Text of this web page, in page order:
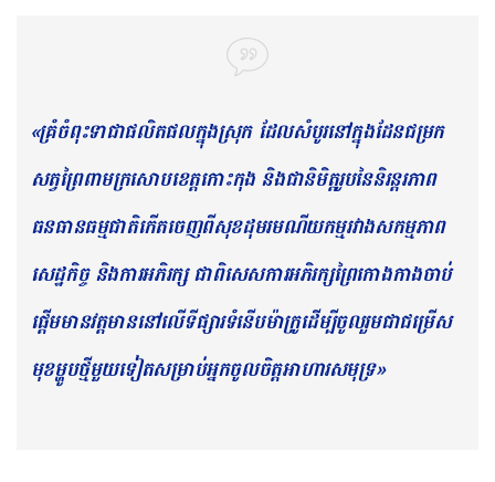
«គ្រំចំពុះទាជាផលិតផលក្នុងស្រុក ដែលសំបូរនៅក្នុងដែនជម្រក
សត្វព្រៃពាមក្រសោបខេត្តកោះកុង និងជានិមិត្តរូបនៃនិរន្តរភាព
ធនធានធម្មជាតិកើតចេញពីសុខដុមរមណីយកម្មរវាងសកម្មភាព
សេដ្ឋកិច្ច និងការអភិរក្ស ជាពិសេសការអភិរក្សព្រៃកោងកាងចាប់
ផ្តើមមានវត្តមាននៅលើទីផ្សារទំនើបម៉ាក្រូដើម្បីចូលរួមជាជម្រើស
មុខម្ហូបថ្មីមួយទៀតសម្រាប់អ្នកចូលចិត្តអាហារសមុទ្រ»